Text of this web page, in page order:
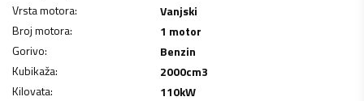
Vrsta motora:
Vanjski
Broj motora:
1 motor
Gorivo:
Benzin
Kubikaža: 2000cm3
Kilovata: 110kW